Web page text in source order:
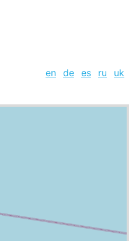
en de es ru
uk